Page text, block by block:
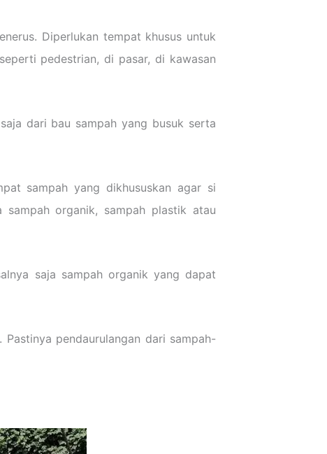
Diperlukan tempat khusus untuk
pedestrian, di pasar, di kawasan
dari bau sampah yang busuk serta
sampah yang dikhususkan agar si
sampah organik, sampah plastik atau
saja sampah organik yang dapat
pendaurulangan dari sampah-